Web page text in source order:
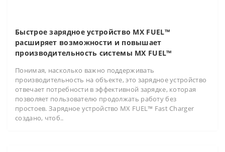
Быстрое зарядное устройство MX FUEL™
расширяет возможности и повышает
производительность системы MX FUEL™
Понимая, насколько важно поддерживать
производительность на объекте, это зарядное устройство
отвечает потребности в эффективной зарядке, которая
позволяет пользователю продолжать работу без
простоев. Зарядное устройство MX FUEL™ Fast Charger
создано, чтоб..